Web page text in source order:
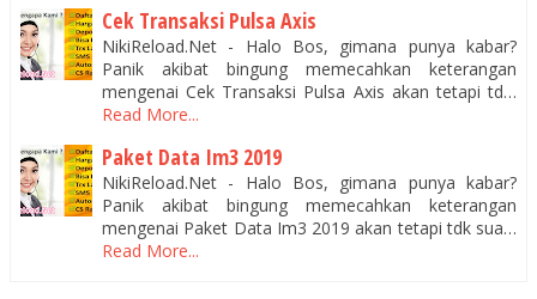
Cek Transaksi Pulsa Axis
NikiReload.Net - Halo Bos, gimana punya kabar?
Panik akibat bingung memecahkan keterangan
mengenai Cek Transaksi Pulsa Axis akan tetapi td…
Read More...
Paket Data Im3 2019
NikiReload.Net - Halo Bos, gimana punya kabar?
Panik akibat bingung memecahkan keterangan
mengenai Paket Data Im3 2019 akan tetapi tdk sua…
Read More...